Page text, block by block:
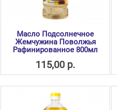
Масло Подсолнечное
Жемчужина Поволжья
Рафинированное 800мл
115,00 р.